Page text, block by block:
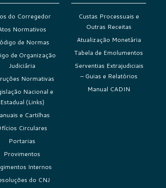
do Corregedor
Normativos
de Normas
de Organização
Judiciária
Normativas
Nacional e
Estadual (Links)
e Cartilhas
Circulares
Portarias
Provimentos
Internos
do CNJ
Custas Processuais e
Outras Receitas
Atualização Monetária
Tabela de Emolumentos
Serventias Extrajudiciais
– Guias e Relatórios
Manual CADIN